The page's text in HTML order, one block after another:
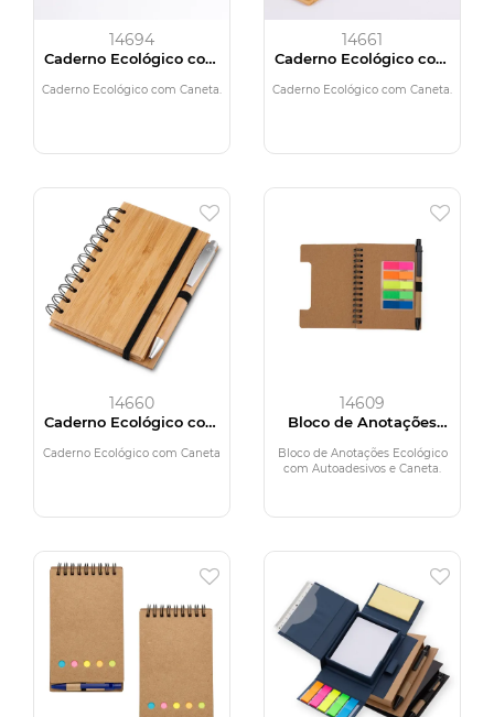
14694
Caderno Ecológico com
Caderno Ecológico com Caneta.
14661
Caderno Ecológico com
Caderno Ecológico com Caneta.
14660
Caderno Ecológico com
Caderno Ecológico com Caneta
14609
Bloco de Anotações
Ecológico com
Autoadesivos e Caneta
Bloco de Anotações Ecológico
com Autoadesivos e Caneta.